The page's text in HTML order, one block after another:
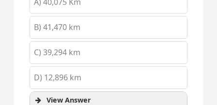
B) 41,470 km
C) 39,294 km
D) 12,896 km
View Answer